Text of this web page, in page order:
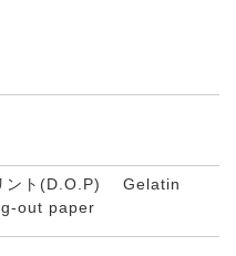
ント(D.O.P) Gelatin
out paper